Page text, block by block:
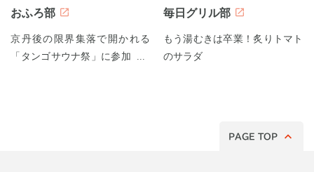
おふろ部
京丹後の限界集落で開かれる
「タンゴサウナ祭」に参加して
毎日グリル部
もう湯むきは卒業！炙りトマト
のサラダ
PAGE TOP